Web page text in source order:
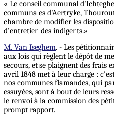
« Le conseil communal
communales d'Aertryke,
chambre de modifier les
d'entretien des indigents.»
M. Van Iseghem. - Les
aux lois qui règlent le dépôt de
secours, et se plaignent des frais
avril 1848 met à leur charge ;
nos communes flamandes, qui
essuyées, sont à bout de leurs
le renvoi à la commission des
prompt rapport.